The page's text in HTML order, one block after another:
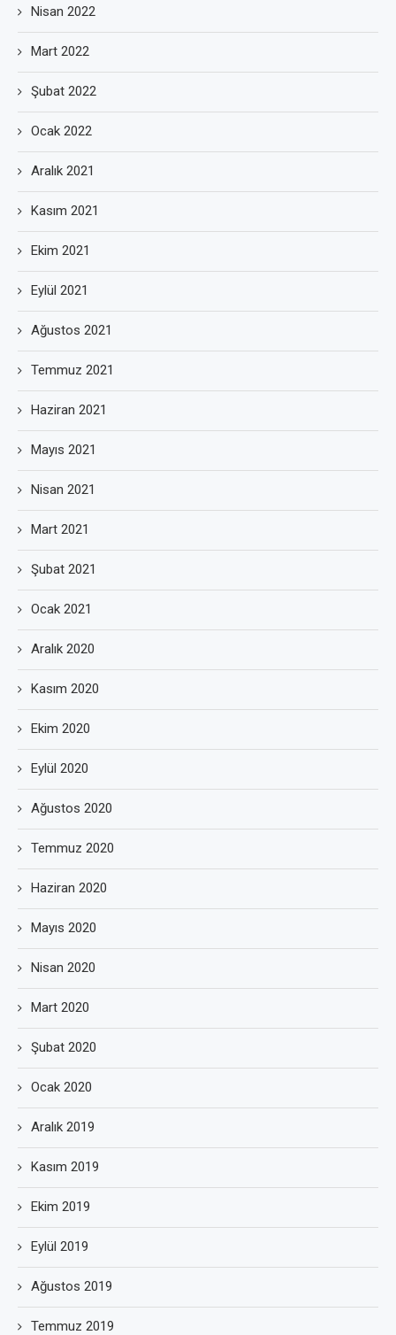
Nisan 2022
Mart 2022
Şubat 2022
Ocak 2022
Aralık 2021
Kasım 2021
Ekim 2021
Eylül 2021
Ağustos 2021
Temmuz 2021
Haziran 2021
Mayıs 2021
Nisan 2021
Mart 2021
Şubat 2021
Ocak 2021
Aralık 2020
Kasım 2020
Ekim 2020
Eylül 2020
Ağustos 2020
Temmuz 2020
Haziran 2020
Mayıs 2020
Nisan 2020
Mart 2020
Şubat 2020
Ocak 2020
Aralık 2019
Kasım 2019
Ekim 2019
Eylül 2019
Ağustos 2019
Temmuz 2019